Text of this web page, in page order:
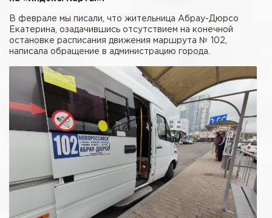
В феврале мы писали, что жительница Абрау-Дюрсо
Екатерина, озадачившись отсутствием на конечной
остановке расписания движения маршрута № 102,
написала обращение в администрацию города.